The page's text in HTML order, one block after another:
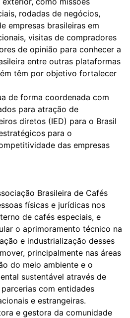
rodadas de negócios,
empresas brasileiras em
visitas de compradores
de opinião para conhecer a
entre outras plataformas
têm por objetivo fortalecer
de forma coordenada com
para atração de
diretos (IED) para o Brasil
para o
das empresas
Brasileira de Cafés
físicas e jurídicas nos
de cafés especiais, e
o aprimoramento técnico na
e industrialização desses
principalmente nas áreas
do meio ambiente e o
sustentável através de
com entidades
e estrangeiras.
e gestora da comunidade